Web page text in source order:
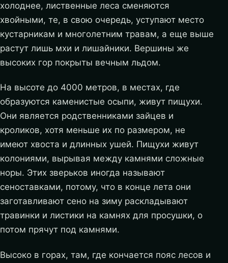
холоднее, лиственные леса сменяются
хвойными, те, в свою очередь, уступают место
кустарникам и многолетним травам, а еще выше
растут лишь мхи и лишайники. Вершины же
высоких гор покрыты вечным льдом.
На высоте до 4000 метров, в местах, где
образуются каменистые осыпи, живут пищухи.
Они является родственниками зайцев и
кроликов, хотя меньше их по размером, не
имеют хвоста и длинных ушей. Пищухи живут
колониями, вырывая между камнями сложные
норы. Этих зверьков иногда называют
сеноставками, потому, что в конце лета они
заготавливают сено на зиму раскладывают
травинки и листики на камнях для просушки, о
потом прячут под камнями.
Высоко в горах, там, где кончается пояс лесов и